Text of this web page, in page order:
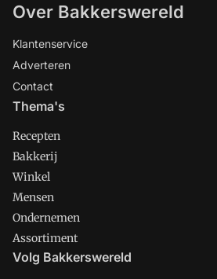
Over Bakkerswereld
Klantenservice
Adverteren
Contact
Thema's
Recepten
Bakkerij
Winkel
Mensen
Ondernemen
Assortiment
Volg Bakkerswereld